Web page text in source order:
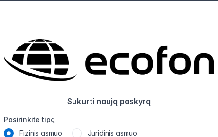
Sukurti naują paskyrą
Pasirinkite tipą
Fizinis asmuo
Juridinis asmuo